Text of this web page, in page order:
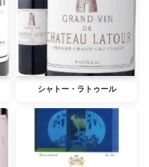
シャトー・ラトゥール